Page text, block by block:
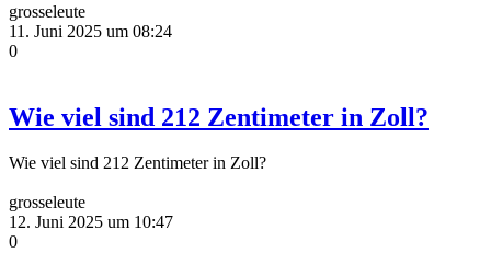
grosseleute
11. Juni 2025 um 08:24
0
Wie viel sind 212 Zentimeter in Zoll?
Wie viel sind 212 Zentimeter in Zoll?
grosseleute
12. Juni 2025 um 10:47
0